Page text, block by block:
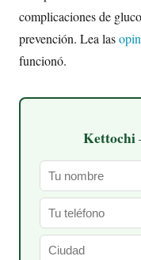
complicaciones de
prevención. Lea las
funcionó.
Kettochi